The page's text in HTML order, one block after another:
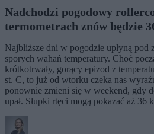
Nadchodzi pogodowy
termometrach znów będzie
Najbliższe dni w pogodzie upłyną pod
sporych wahań temperatury. Choć
krótkotrwały, gorący epizod z
st. C, to już od wtorku czeka nas
ponownie zmieni się w weekend, gdy
upał. Słupki rtęci mogą pokazać aż 36